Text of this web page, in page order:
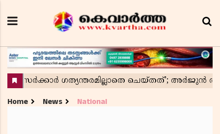
Home News National